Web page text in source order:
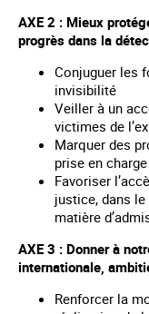
AXE 2 : Mieux
progrès dans la
Conjuguer les
invisibilité
Veiller à un
victimes de
Marquer des
prise en
Favoriser
justice, dans
matière
AXE 3 : Donner à
internationale,
Renforcer la